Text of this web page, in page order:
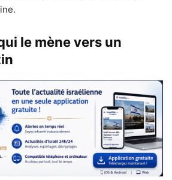
le mène vers un